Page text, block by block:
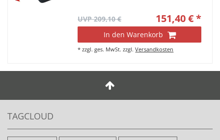
UVP 209,10 € 151,40 € *
In den Warenkorb
*zzgl. ges. MwSt. zzgl.Versandkosten
TAGCLOUD